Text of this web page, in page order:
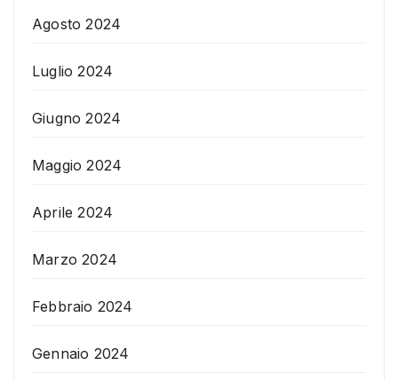
Agosto 2024
Luglio 2024
Giugno 2024
Maggio 2024
Aprile 2024
Marzo 2024
Febbraio 2024
Gennaio 2024